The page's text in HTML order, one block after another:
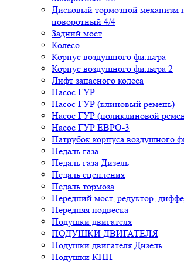
Дисковый тормозной механизм
поворотный 4/4
Задний мост
Колесо
Корпус воздушного фильтра
Корпус воздушного фильтра 2
Лифт запасного колеса
Насос ГУР
Насос ГУР (клиновый ремень)
Насос ГУР (поликлиновой
Насос ГУР ЕВРО-3
Патрубок корпуса воздушного
Педаль газа
Педаль газа Дизель
Педаль сцепления
Педаль тормоза
Передний мост, редуктор,
Передняя подвеска
Подушки двигателя
ПОДУШКИ ДВИГАТЕЛЯ
Подушки двигателя Дизель
Подушки КПП